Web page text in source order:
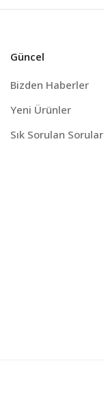
Güncel
Bizden Haberler
Yeni Ürünler
Sık Sorulan Sorular